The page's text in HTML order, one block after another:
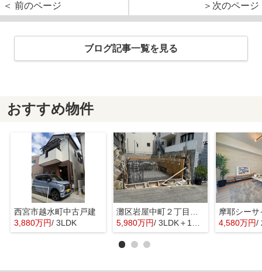
＜ 前のページ
＞次のページ
ブログ記事一覧を見る
おすすめ物件
西宮市越水町中古戸建
3,880万円/ 3LDK
灘区岩屋中町２丁目新築戸建
5,980万円/ 3LDK＋1S(納戸) 4,580万円/